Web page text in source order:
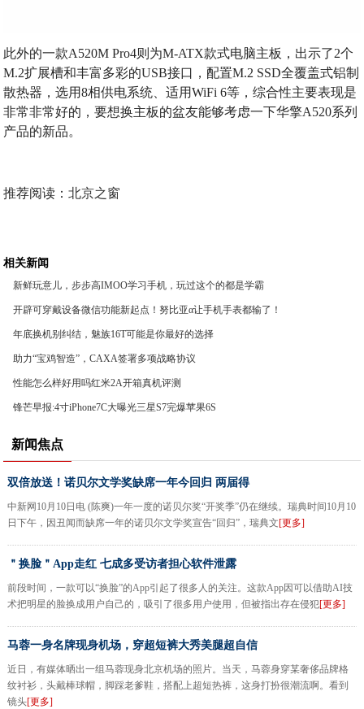
此外的一款A520M Pro4则为M-ATX款式电脑主板，出示了2个
M.2扩展槽和丰富多彩的USB接口，配置M.2 SSD全覆盖式铝制
散热器，选用8相供电系统、适用WiFi 6等，综合性主要表现是
非常非常好的，要想换主板的盆友能够考虑一下华擎A520系列
产品的新品。
推荐阅读：北京之窗
相关新闻
新鲜玩意儿，步步高IMOO学习手机，玩过这个的都是学霸
开辟可穿戴设备微信功能新起点！努比亚α让手机手表都输了！
年底换机别纠结，魅族16T可能是你最好的选择
助力“宝鸡智造”，CAXA签署多项战略协议
性能怎么样好用吗红米2A开箱真机评测
锋芒早报:4寸iPhone7C大曝光三星S7完爆苹果6S
新闻焦点
双倍放送！诺贝尔文学奖缺席一年今回归 两届得
中新网10月10日电 (陈爽)一年一度的诺贝尔奖“开奖季”仍在继续。瑞典时间10月10
日下午，因丑闻而缺席一年的诺贝尔文学奖宣告“回归”，瑞典文[更多]
＂换脸＂App走红 七成多受访者担心软件泄露
前段时间，一款可以“换脸”的App引起了很多人的关注。这款App因可以借助AI技
术把明星的脸换成用户自己的，吸引了很多用户使用，但被指出存在侵犯[更多]
马蓉一身名牌现身机场，穿超短裤大秀美腿超自信
近日，有媒体晒出一组马蓉现身北京机场的照片。当天，马蓉身穿某奢侈品牌格
纹衬衫，头戴棒球帽，脚踩老爹鞋，搭配上超短热裤，这身打扮很潮流啊。看到
镜头[更多]